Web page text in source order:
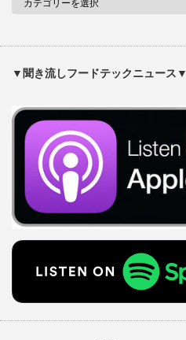
▼聞き流しフードテックニュース▼